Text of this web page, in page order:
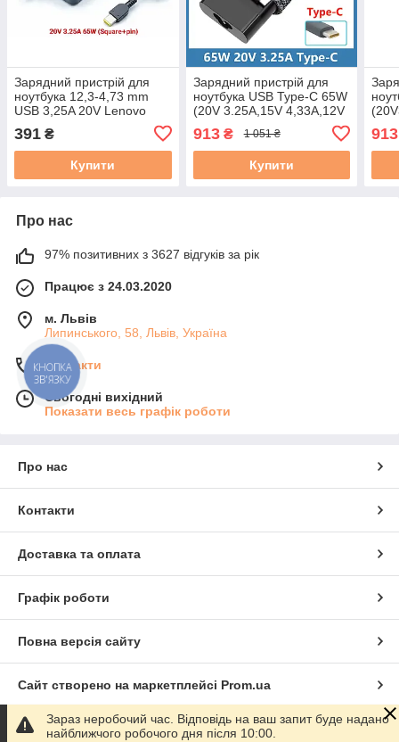
Зарядний пристрій для
ноутбука 12,3-4,73 mm
USB 3,25A 20V Lenovo
391 ₴
Купити
Зарядний пристрій для
ноутбука USB Type-C 65W
(20V 3.25A,15V 4,33A,12V
оригінал новий
913₴ 1 051 ₴
Купити
913
Про нас
97% позитивних з 3627 відгуків за рік
Працює з 24.03.2020
м. Львів
Липинського, 58, Львів, Україна
Контакти
Сьогодні вихідний
Показати весь графік роботи
Про нас
Контакти
Доставка та оплата
Графік роботи
Повна версія сайту
Сайт створено на маркетплейсі Prom.ua
Політика конфіденційності
Зараз неробочий час. Відповідь на ваш запит буде надано
найближчого робочого дня після 10:00.
КНОПКА
ЗВ'ЯЗКУ